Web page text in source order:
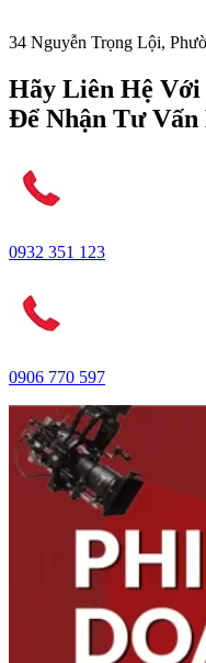
34 Nguyễn Trọng Lội,
Hãy Liên Hệ
Để Nhận Tư
0932 351 123
0906 770 597